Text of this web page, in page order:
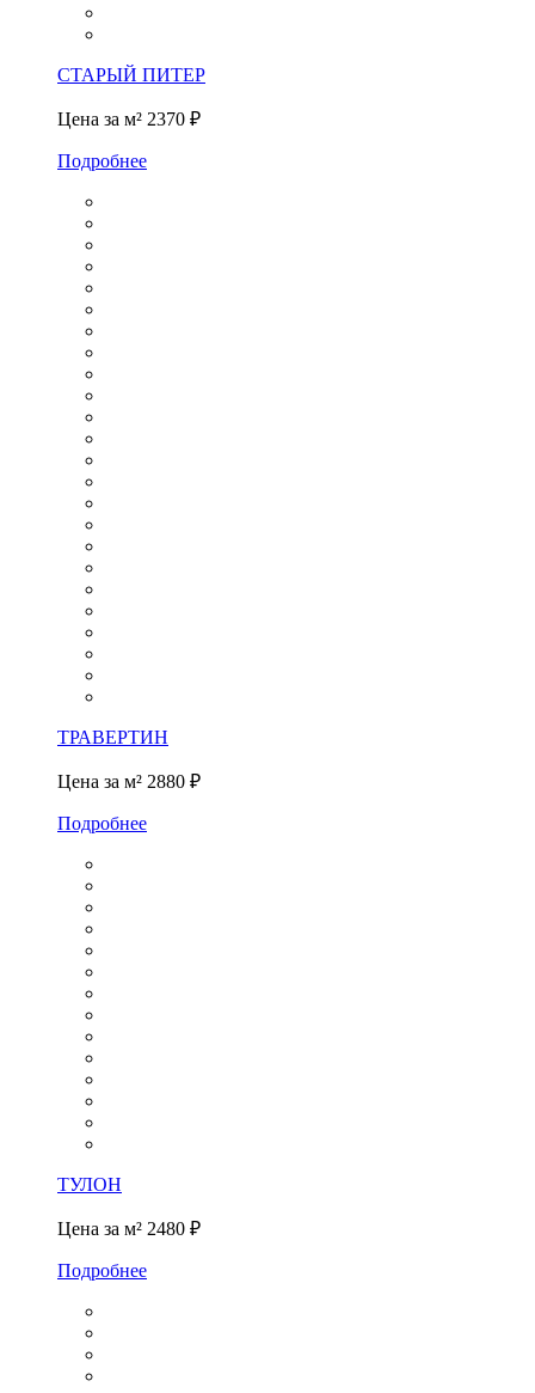
СТАРЫЙ ПИТЕР
Цена за м² 2370 ₽
Подробнее
ТРАВЕРТИН
Цена за м² 2880 ₽
Подробнее
ТУЛОН
Цена за м² 2480 ₽
Подробнее